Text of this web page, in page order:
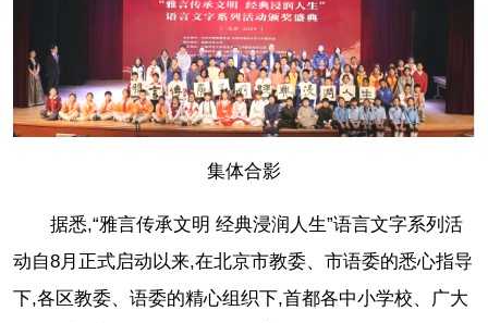
集体合影
据悉,“雅言传承文明 经典浸润人生”语言文字系列活
动自8月正式启动以来,在北京市教委、市语委的悉心指导
下,各区教委、语委的精心组织下,首都各中小学校、广大